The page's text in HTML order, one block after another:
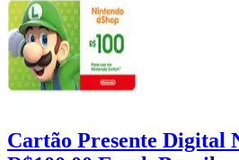
Cartão Presente Digital